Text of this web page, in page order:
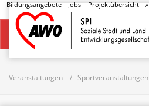
Bildungsangebote Jobs Projektübersicht A
Startseite
Veranstaltungen Sportveranstaltungen